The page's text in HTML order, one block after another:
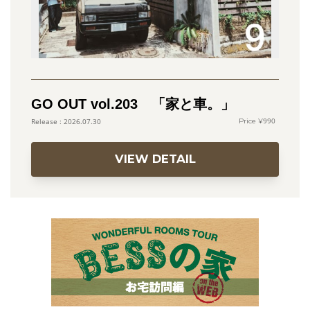
GO OUT vol.203 「家と車。」
2026.07.30 990
VIEW DETAIL